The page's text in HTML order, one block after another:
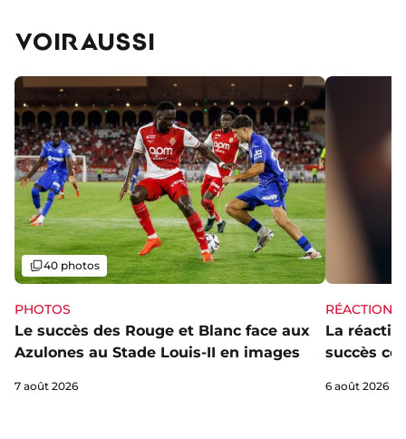
VOIR AUSSI
PHOTOS
Le succès des Rouge et Blanc face aux
Azulones au Stade Louis-II en images
Galerie
40 photos
7 août 2026
RÉACTIONS
La
succès
6 août 2026